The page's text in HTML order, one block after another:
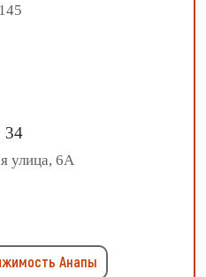
34
улица, 6А
Анапы